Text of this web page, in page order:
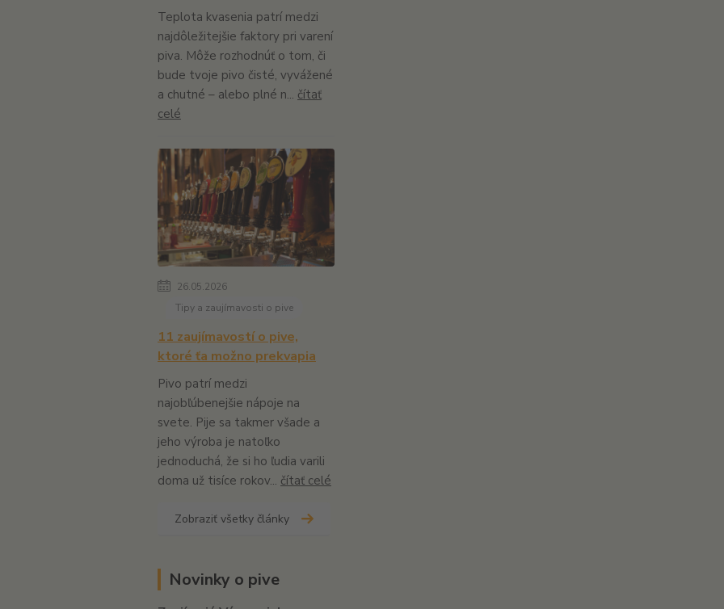
Teplota kvasenia patrí medzi
najdôležitejšie faktory pri varení
piva. Môže rozhodnúť o tom, či
bude tvoje pivo čisté, vyvážené
a chutné – alebo plné n... čítať
celé
26.05.2026
Tipy a zaujímavosti o pive
11 zaujímavostí o pive,
ktoré ťa možno prekvapia
Pivo patrí medzi
najobľúbenejšie nápoje na
svete. Pije sa takmer všade a
jeho výroba je natoľko
jednoduchá, že si ho ľudia varili
doma už tisíce rokov... čítať celé
Zobraziť všetky články
Novinky o pive